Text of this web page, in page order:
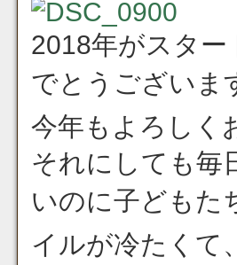
2018年がスタ
でとうございま
今年もよろしく
それにしても毎
いのに子どもた
イルが冷たくて